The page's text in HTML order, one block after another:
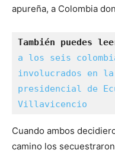
apureña, a Colombia
También puedes
a los seis
involucrados en
presidencial de
Villavicencio
Cuando ambos
camino los